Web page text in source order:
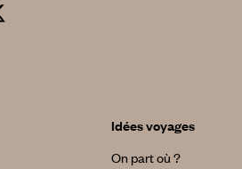
Idées voyages
On part où ?